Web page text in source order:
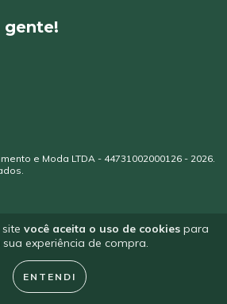
você aceita o uso de cookiespara
experiência de compra.
ENTENDI
gente!
e Moda LTDA - 44731002000126 - 2026.